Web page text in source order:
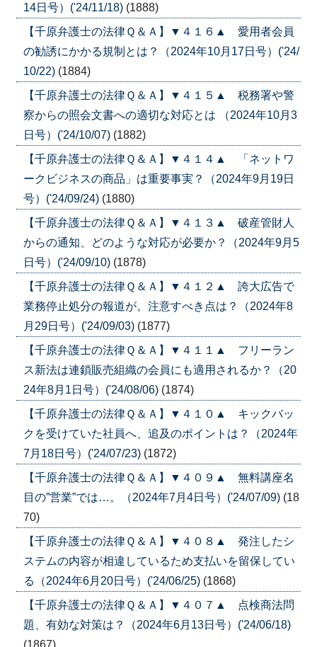
14日号）('24/11/18) (1888)
【千原弁護士の法律Ｑ＆Ａ】▼４１６▲ 愛用者会員
の勧誘にかかる規制とは？（2024年10月17日号）('24/
10/22) (1884)
【千原弁護士の法律Ｑ＆Ａ】▼４１５▲ 税務署や警
察からの照会文書への適切な対応とは （2024年10月3
日号）('24/10/07) (1882)
【千原弁護士の法律Ｑ＆Ａ】▼４１４▲ 「ネットワ
ークビジネスの商品」は重要事実？（2024年9月19日
号）('24/09/24) (1880)
【千原弁護士の法律Ｑ＆Ａ】▼４１３▲ 破産管財人
からの通知、どのような対応が必要か？（2024年9月5
日号）('24/09/10) (1878)
【千原弁護士の法律Ｑ＆Ａ】▼４１２▲ 誇大広告で
業務停止処分の報道が。注意すべき点は？（2024年8
月29日号）('24/09/03) (1877)
【千原弁護士の法律Ｑ＆Ａ】▼４１１▲ フリーラン
ス新法は連鎖販売組織の会員にも適用されるか？（20
24年8月1日号）('24/08/06) (1874)
【千原弁護士の法律Ｑ＆Ａ】▼４１０▲ キックバッ
クを受けていた社員へ、追及のポイントは？（2024年
7月18日号）('24/07/23) (1872)
【千原弁護士の法律Ｑ＆Ａ】▼４０９▲ 無料講座名
目の”営業”では…。（2024年7月4日号）('24/07/09) (18
70)
【千原弁護士の法律Ｑ＆Ａ】▼４０８▲ 発注したシ
ステムの内容が相違しているため支払いを留保してい
る（2024年6月20日号）('24/06/25) (1868)
【千原弁護士の法律Ｑ＆Ａ】▼４０７▲ 点検商法問
題、有効な対策は？（2024年6月13日号）('24/06/18)
(1867)